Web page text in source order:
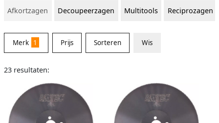
Afkortzagen Decoupeerzagen Multitools Reciprozagen
Merk 1 Prijs Sorteren Wis
23 resultaten: